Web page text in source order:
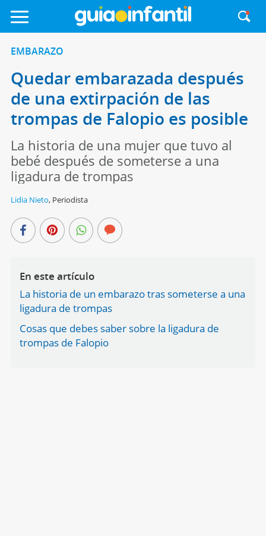
EMBARAZO
Quedar embarazada después
de una extirpación de las
trompas de Falopio es posible
La historia de una mujer que tuvo al
bebé después de someterse a una
ligadura de trompas
Lidia Nieto, Periodista
En este artículo
La historia de un embarazo tras someterse a una
ligadura de trompas
Cosas que debes saber sobre la ligadura de
trompas de Falopio